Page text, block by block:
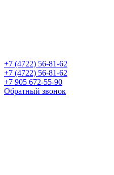
+7 (4722) 56-81-62
+7 (4722) 56-81-62
+7 905 672-55-90
Обратный звонок